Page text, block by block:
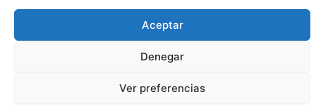
Aceptar
Denegar
Ver preferencias